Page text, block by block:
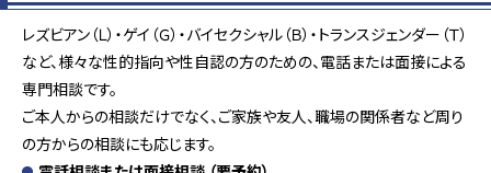
レズビアン（Ｌ）・ゲイ（Ｇ）・バイセクシャル（Ｂ）・トランスジェンダー（Ｔ）
など、様々な性的指向や性自認の方のための、電話または面接による
専門相談です。
ご本人からの相談だけでなく、ご家族や友人、職場の関係者など周り
の方からの相談にも応じます。